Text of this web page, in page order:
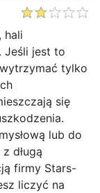
hali
Jeśli jest to
tylko
się
lub do
długą
firmy Stars-
liczyć na